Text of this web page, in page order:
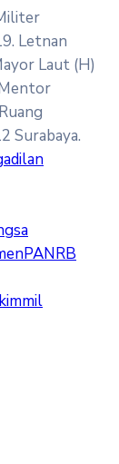
Letnan
Laut (H)
Surabaya.